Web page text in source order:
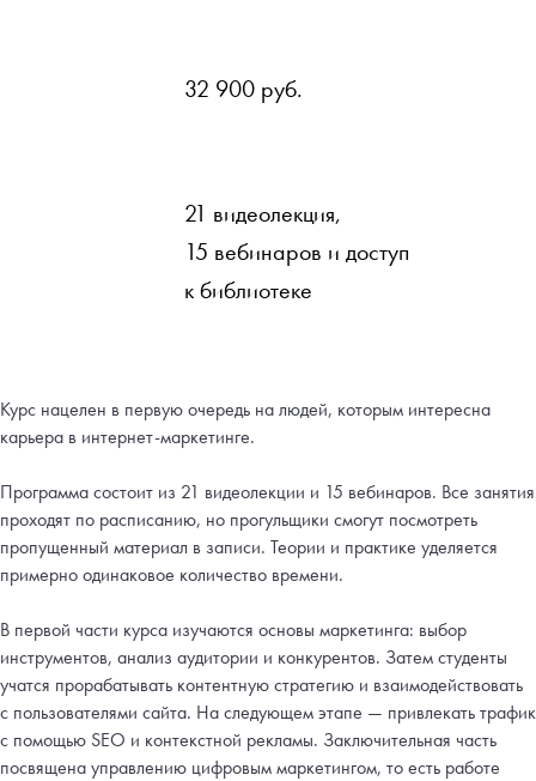
32 900 руб.
21 видеолекция,
15 вебинаров и доступ
к библиотеке
Курс нацелен в первую очередь на людей, которым интересна
карьера в интернет-маркетинге.
Программа состоит из 21 видеолекции и 15 вебинаров. Все занятия
проходят по расписанию, но прогульщики смогут посмотреть
пропущенный материал в записи. Теории и практике уделяется
примерно одинаковое количество времени.
В первой части курса изучаются основы маркетинга: выбор
инструментов, анализ аудитории и конкурентов. Затем студенты
учатся прорабатывать контентную стратегию и взаимодействовать
с пользователями сайта. На следующем этапе — привлекать трафик
с помощью SEO и контекстной рекламы. Заключительная часть
посвящена управлению цифровым маркетингом, то есть работе